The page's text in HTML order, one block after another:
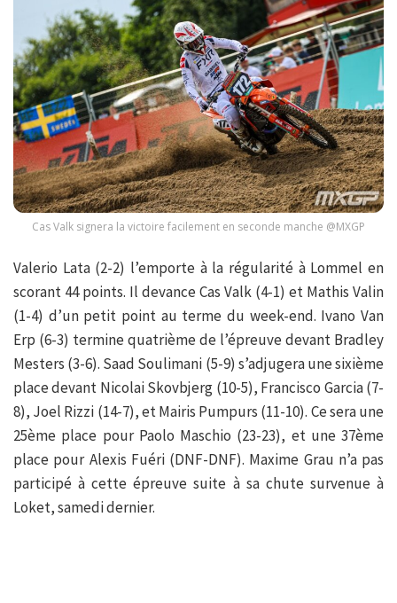
Cas Valk signera la victoire facilement en seconde manche @MXGP
Valerio Lata (2-2) l’emporte à la régularité à Lommel en
scorant 44 points. Il devance Cas Valk (4-1) et Mathis Valin
(1-4) d’un petit point au terme du week-end. Ivano Van
Erp (6-3) termine quatrième de l’épreuve devant Bradley
Mesters (3-6). Saad Soulimani (5-9) s’adjugera une sixième
place devant Nicolai Skovbjerg (10-5), Francisco Garcia (7-
8), Joel Rizzi (14-7), et Mairis Pumpurs (11-10). Ce sera une
25ème place pour Paolo Maschio (23-23), et une 37ème
place pour Alexis Fuéri (DNF-DNF). Maxime Grau n’a pas
participé à cette épreuve suite à sa chute survenue à
Loket, samedi dernier.